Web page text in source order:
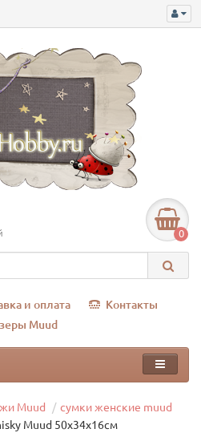
0
и оплата
Контакты
Muud
Muud
сумки женские muud
Muud 50x34x16см